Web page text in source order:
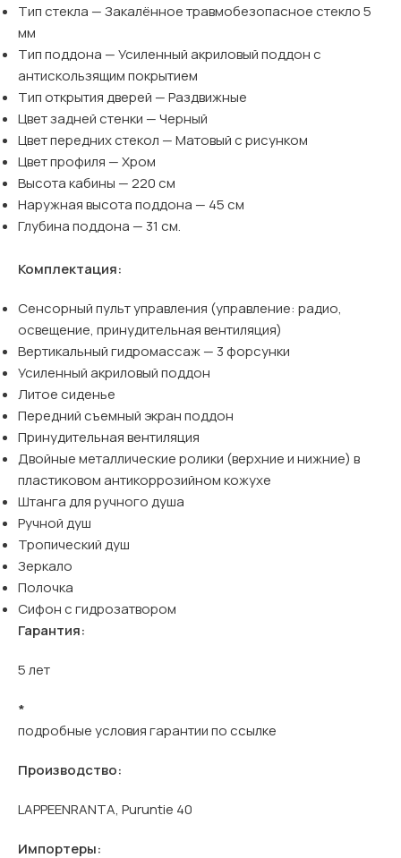
Тип стекла — Закалённое травмобезопасное стекло 5
мм
Тип поддона — Усиленный акриловый поддон с
антискользящим покрытием
Тип открытия дверей — Раздвижные
Цвет задней стенки — Черный
Цвет передних стекол — Матовый с рисунком
Цвет профиля — Хром
Высота кабины — 220 см
Наружная высота поддона — 45 см
Глубина поддона — 31 см.
Комплектация:
Сенсорный пульт управления (управление: радио,
освещение, принудительная вентиляция)
Вертикальный гидромассаж — 3 форсунки
Усиленный акриловый поддон
Литое сиденье
Передний съемный экран поддон
Принудительная вентиляция
Двойные металлические ролики (верхние и нижние) в
пластиковом антикоррозийном кожухе
Штанга для ручного душа
Ручной душ
Тропический душ
Зеркало
Полочка
Сифон с гидрозатвором
Гарантия:
5 лет
*
подробные условия гарантии поссылке
Производство:
LAPPEENRANTA, Puruntie 40
Импортеры: